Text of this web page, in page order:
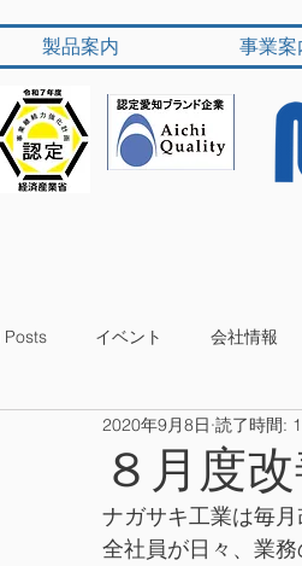
製品案内 事業案
Posts イベント 会社情報
８月度
2020年9月8日 読了時間:
ナガサキ工業は毎
全社員が日々、業